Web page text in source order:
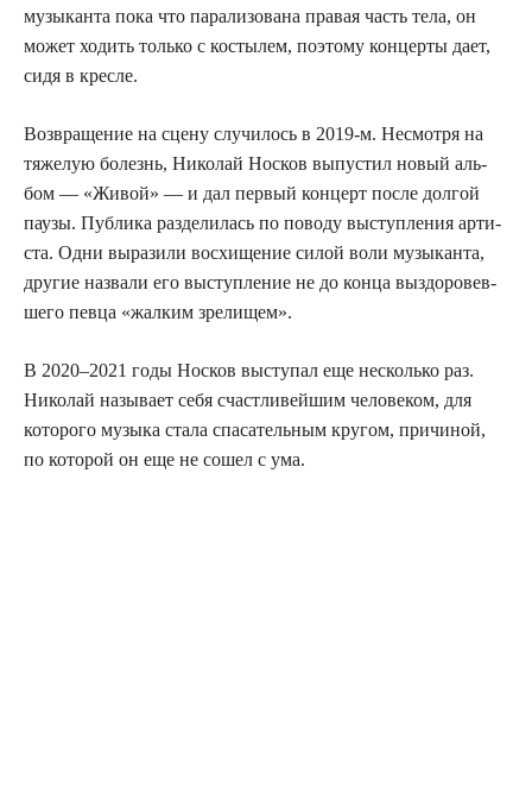
музы­кан­та пока что пара­ли­зо­ва­на пра­вая часть тела, он
может ходить толь­ко с косты­лем, поэто­му кон­цер­ты дает,
сидя в кресле.
Воз­вра­ще­ние на сце­ну слу­чи­лось в 2019‑м. Несмот­ря на
тяже­лую болезнь, Нико­лай Нос­ков выпу­стил новый аль­
бом — «Живой» — и дал пер­вый кон­церт после дол­гой
пау­зы. Пуб­ли­ка раз­де­ли­лась по пово­ду выступ­ле­ния арти­
ста. Одни выра­зи­ли вос­хи­ще­ние силой воли музы­кан­та,
дру­гие назва­ли его выступ­ле­ние не до кон­ца выздо­ро­вев­
ше­го пев­ца «жал­ким зрелищем».
В 2020–2021 годы Нос­ков высту­пал еще несколь­ко раз.
Нико­лай назы­ва­ет себя счаст­ли­вей­шим чело­ве­ком, для
кото­ро­го музы­ка ста­ла спа­са­тель­ным кру­гом, при­чи­ной,
по кото­рой он еще не сошел с ума.